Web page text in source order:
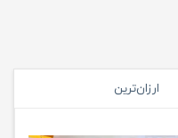
ارزان‌ترین